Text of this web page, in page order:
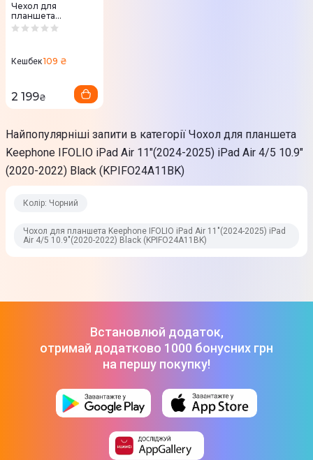
Юридична інформація
характеристики та комплектація можуть змінюватися
Чехол для
планшета
Keephone IFOLIO
10.9"(2020-2022)
Dark Grey
Кешбек109 ₴
2 199₴
Найпопулярніші запити в категорії Чохол для планшета
Keephone IFOLIO iPad Air 11"(2024-2025) iPad Air 4/5 10.9"
(2020-2022) Black (KPIFO24A11BK)
Колір: Чорний
Чохол для планшета Keephone IFOLIO iPad Air 11"(2024-2025) iPad
Air 4/5 10.9"(2020-2022) Black (KPIFO24A11BK)
Встановлюй додаток,
отримай додатково 1000 бонусних грн
на першу покупку!